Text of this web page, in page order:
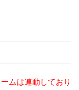
ムは連動しており